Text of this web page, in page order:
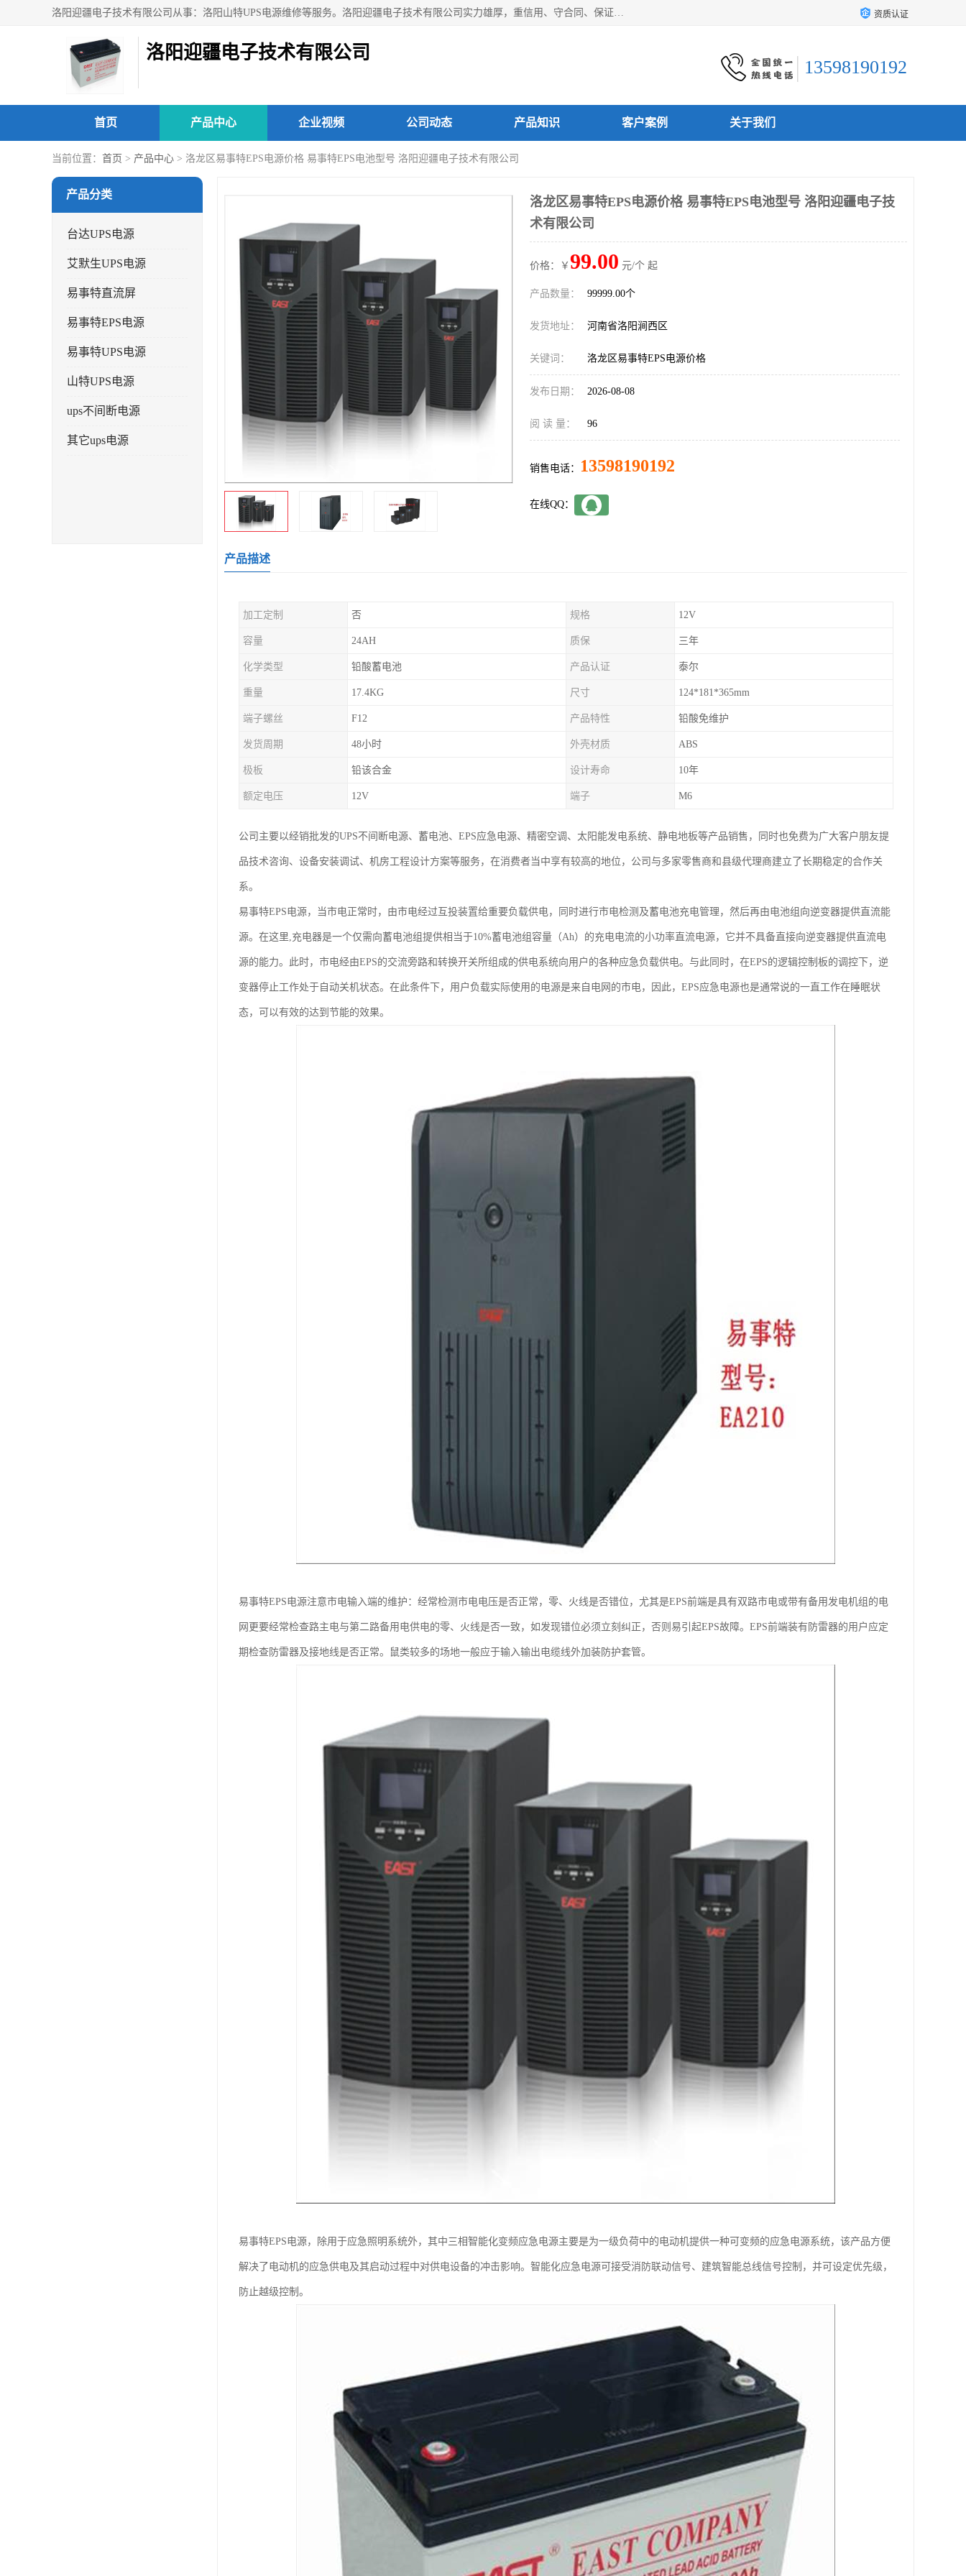
洛阳迎疆电子技术有限公司从事：洛阳山特UPS电源维修等服务。洛阳迎疆电子技术有限公司实力雄厚，重信用、守合同、保证产品质量，以多品种经营特色和薄利多销的原则，赢得了广大客户的信任。公司的宗旨——用服务求发展，用质量求生存！ 资质认证
洛阳迎疆电子技术有限公司
13598190192
首页 产品中心 企业视频 公司动态 产品知识 客户案例 关于我们
当前位置： 首页 > 产品中心 > 洛龙区易事特EPS电源价格 易事特EPS电池型号 洛阳迎疆电子技术有限公司
产品分类
台达UPS电源
艾默生UPS电源
易事特直流屏
易事特EPS电源
易事特UPS电源
山特UPS电源
ups不间断电源
其它ups电源
洛龙区易事特EPS电源价格 易事特EPS电池型号 洛阳迎疆电子技
术有限公司
价格：￥ 99.00 元/个 起
产品数量： 99999.00个
发货地址： 河南省洛阳涧西区
关键词： 洛龙区易事特EPS电源价格
发布日期： 2026-08-08
阅 读 量： 96
销售电话： 13598190192
在线QQ：
产品描述
加工定制 否 规格 12V
容量 24AH 质保 三年
化学类型 铅酸蓄电池 产品认证 泰尔
重量 17.4KG 尺寸 124*181*365mm
端子螺丝 F12 产品特性 铅酸免维护
发货周期 48小时 外壳材质 ABS
极板 铅该合金 设计寿命 10年
额定电压 12V 端子 M6
公司主要以经销批发的UPS不间断电源、蓄电池、EPS应急电源、精密空调、太阳能发电系统、静电地板等产品销售，同时也免费为广大客户朋友提
品技术咨询、设备安装调试、机房工程设计方案等服务，在消费者当中享有较高的地位，公司与多家零售商和县级代理商建立了长期稳定的合作关
系。
易事特EPS电源，当市电正常时，由市电经过互投装置给重要负载供电，同时进行市电检测及蓄电池充电管理，然后再由电池组向逆变器提供直流能
源。在这里,充电器是一个仅需向蓄电池组提供相当于10%蓄电池组容量（Ah）的充电电流的小功率直流电源，它并不具备直接向逆变器提供直流电
源的能力。此时，市电经由EPS的交流旁路和转换开关所组成的供电系统向用户的各种应急负载供电。与此同时，在EPS的逻辑控制板的调控下，逆
变器停止工作处于自动关机状态。在此条件下，用户负载实际使用的电源是来自电网的市电，因此，EPS应急电源也是通常说的一直工作在睡眠状
态，可以有效的达到节能的效果。
易事特EPS电源注意市电输入端的维护：经常检测市电电压是否正常，零、火线是否错位，尤其是EPS前端是具有双路市电或带有备用发电机组的电
网更要经常检查路主电与第二路备用电供电的零、火线是否一致，如发现错位必须立刻纠正，否则易引起EPS故障。EPS前端装有防雷器的用户应定
期检查防雷器及接地线是否正常。鼠类较多的场地一般应于输入输出电缆线外加装防护套管。
易事特EPS电源，除用于应急照明系统外，其中三相智能化变频应急电源主要是为一级负荷中的电动机提供一种可变频的应急电源系统，该产品方便
解决了电动机的应急供电及其启动过程中对供电设备的冲击影响。智能化应急电源可接受消防联动信号、建筑智能总线信号控制，并可设定优先级，
防止越级控制。